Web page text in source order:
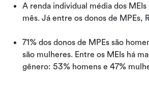
A renda individual média dos MEIs
mês. Já entre os donos de MPEs,
71% dos donos de MPEs são
são mulheres. Entre os MEIs há
gênero: 53% homens e 47%